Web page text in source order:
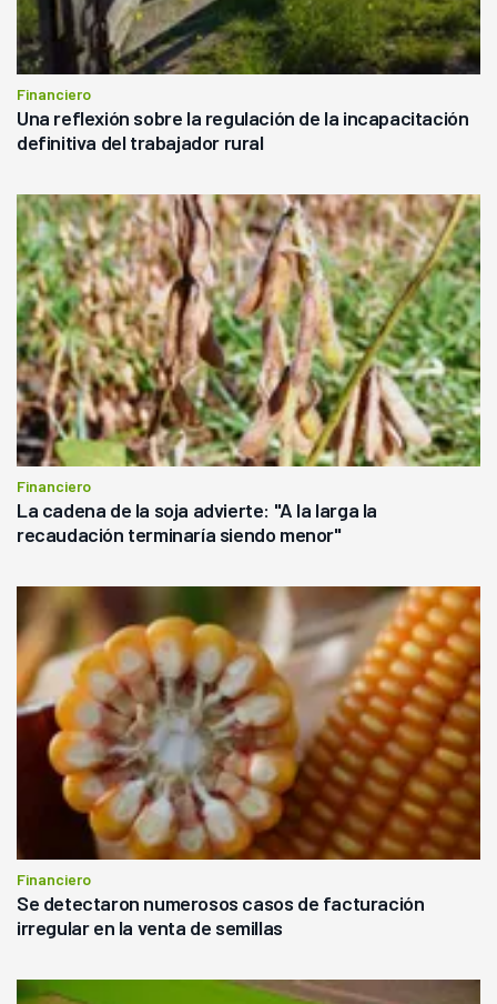
Financiero
Una reflexión sobre la regulación de la incapacitación
definitiva del trabajador rural
Financiero
La cadena de la soja advierte: "A la larga la
recaudación terminaría siendo menor"
Financiero
Se detectaron numerosos casos de facturación
irregular en la venta de semillas